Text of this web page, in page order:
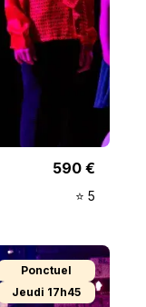
590 €
⭐️ 5
Ponctuel
Jeudi 17h45